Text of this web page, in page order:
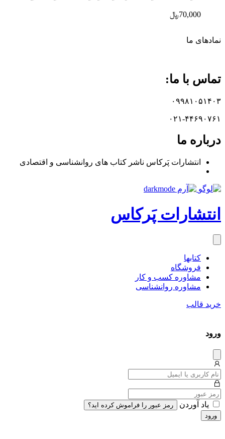
70,000﷼
نماد‌های ما
تماس با ما:
۰۹۹۸۱۰۵۱۴۰۳
۰۲۱-۴۴۶۹۰۷۶۱
درباره ما
انتشارات پَرکاس ناشر کتاب های روانشناسی و اقتصادی
انتشارات پَرکاس
کتاب‎ها
فروشگاه
مشاوره کسب و کار
مشاوره روان‎شناسی
خرید قالب
ورود
میس
یاد آوردن
رمز عبور را فراموش کرده اید؟
ورود